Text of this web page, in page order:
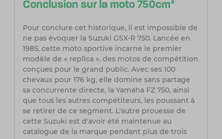
Conclusion sur la moto 750cm³
Pour conclure cet historique, il est impossible de
ne pas évoquer la Suzuki GSX-R 750. Lancée en
1985, cette moto sportive incarne le premier
modèle de « replica », des motos de compétition
conçues pour le grand public. Avec ses 100
chevaux pour 176 kg, elle domine sans partage
sa concurrente directe, la Yamaha FZ 750, ainsi
que tous les autres compétiteurs, les poussant à
se retirer de ce segment. L'autre prouesse de
cette Suzuki est d'avoir été maintenue au
catalogue de la marque pendant plus de trois